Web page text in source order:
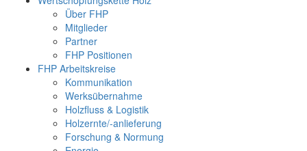
Über FHP
Mitglieder
Partner
FHP Positionen
FHP Arbeitskreise
Kommunikation
Werksübernahme
Holzfluss & Logistik
Holzernte/-anlieferung
Forschung & Normung